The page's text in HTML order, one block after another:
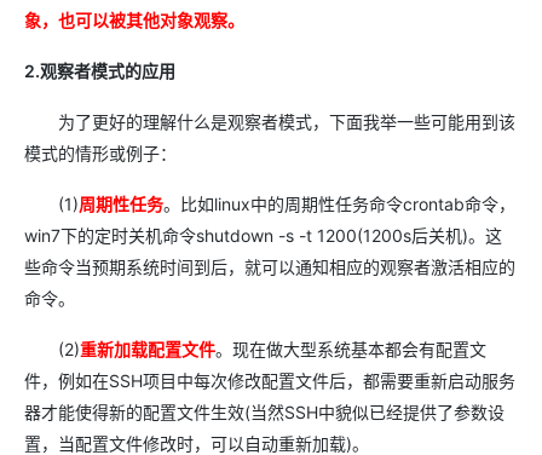
象，也可以被其他对象观察。
2.观察者模式的应用
为了更好的理解什么是观察者模式，下面我举一些可能用到该
模式的情形或例子：
(1)周期性任务。比如linux中的周期性任务命令crontab命令，
win7下的定时关机命令shutdown -s -t 1200(1200s后关机)。这
些命令当预期系统时间到后，就可以通知相应的观察者激活相应的
命令。
(2)重新加载配置文件。现在做大型系统基本都会有配置文
件，例如在SSH项目中每次修改配置文件后，都需要重新启动服务
器才能使得新的配置文件生效(当然SSH中貌似已经提供了参数设
置，当配置文件修改时，可以自动重新加载)。